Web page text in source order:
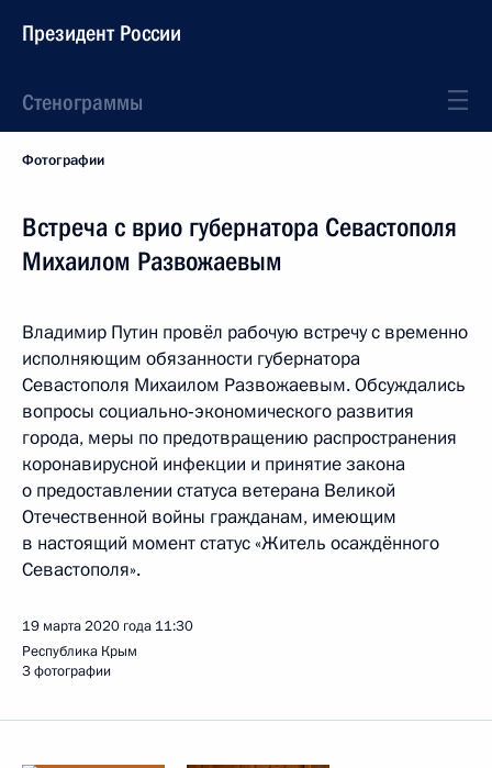
Президент России
Стенограммы
Фотографии
Встреча с врио губернатора Севастополя
Михаилом Развожаевым
Владимир Путин провёл рабочую встречу с временно
исполняющим обязанности губернатора
Севастополя Михаилом Развожаевым. Обсуждались
вопросы социально‑экономического развития
города, меры по предотвращению распространения
коронавирусной инфекции и принятие закона
о предоставлении статуса ветерана Великой
Отечественной войны гражданам, имеющим
в настоящий момент статус «Житель осаждённого
Севастополя».
19 марта 2020 года 11:30
Республика Крым
3 фотографии